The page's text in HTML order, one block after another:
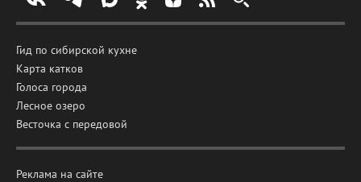
Гид по сибирской кухне
Карта катков
Голоса города
Лесное озеро
Весточка с передовой
Реклама на сайте